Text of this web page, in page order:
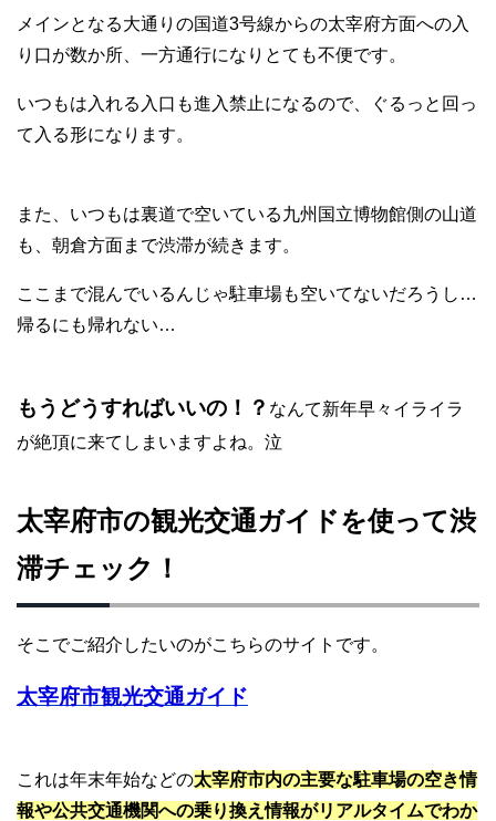
メインとなる大通りの国道3号線からの太宰府方面への入
り口が数か所、一方通行になりとても不便です。
いつもは入れる入口も進入禁止になるので、ぐるっと回っ
て入る形になります。
また、いつもは裏道で空いている九州国立博物館側の山道
も、朝倉方面まで渋滞が続きます。
ここまで混んでいるんじゃ駐車場も空いてないだろうし…
帰るにも帰れない…
もうどうすればいいの！？ なんて新年早々イライラ
が絶頂に来てしまいますよね。泣
太宰府市の観光交通ガイドを使って渋
滞チェック！
そこでご紹介したいのがこちらのサイトです。
太宰府市観光交通ガイド
これは年末年始などの太宰府市内の主要な駐車場の空き情
報や公共交通機関への乗り換え情報がリアルタイムでわか